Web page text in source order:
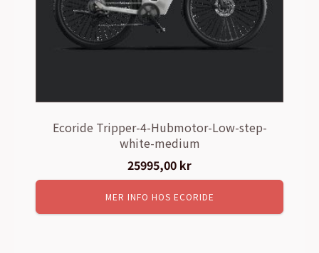
Ecoride Tripper-4-Hubmotor-Low-step-
white-medium
25995,00 kr
MER INFO HOS ECORIDE